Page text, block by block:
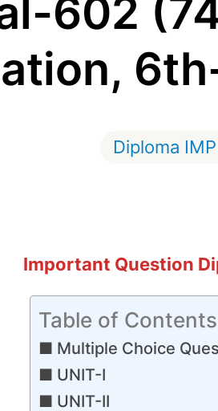
602
Diploma IMP
Important Question
Table of Contents
Multiple Choice
UNIT-I
UNIT-II